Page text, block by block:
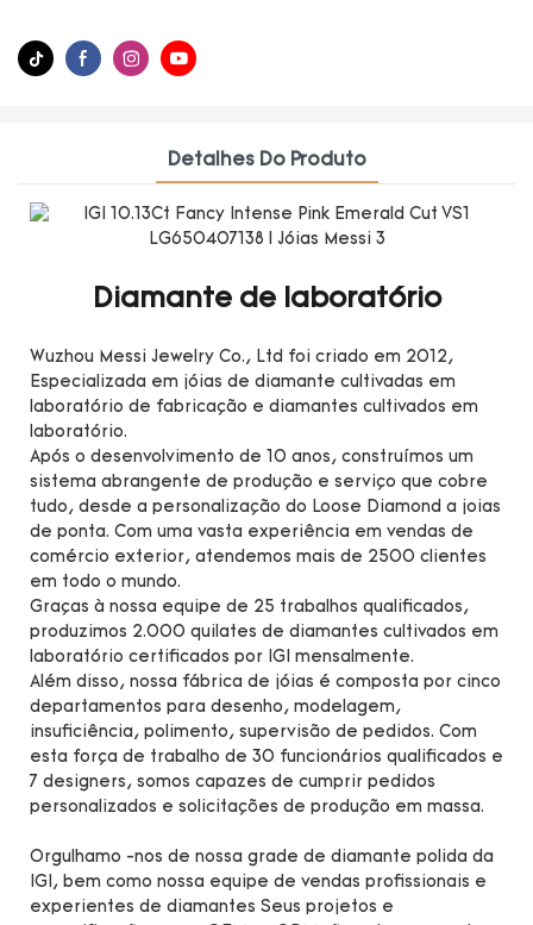
Detalhes Do Produto
Diamante de laboratório
Wuzhou Messi Jewelry Co., Ltd foi criado em 2012,
Especializada em jóias de diamante cultivadas em
laboratório de fabricação e diamantes cultivados em
laboratório.
Após o desenvolvimento de 10 anos, construímos um
sistema abrangente de produção e serviço que cobre
tudo, desde a personalização do Loose Diamond a joias
de ponta. Com uma vasta experiência em vendas de
comércio exterior, atendemos mais de 2500 clientes
em todo o mundo.
Graças à nossa equipe de 25 trabalhos qualificados,
produzimos 2.000 quilates de diamantes cultivados em
laboratório certificados por IGI mensalmente.
Além disso, nossa fábrica de jóias é composta por cinco
departamentos para desenho, modelagem,
insuficiência, polimento, supervisão de pedidos. Com
esta força de trabalho de 30 funcionários qualificados e
7 designers, somos capazes de cumprir pedidos
personalizados e solicitações de produção em massa.
Orgulhamo -nos de nossa grade de diamante polida da
IGI, bem como nossa equipe de vendas profissionais e
experientes de diamantes Seus projetos e